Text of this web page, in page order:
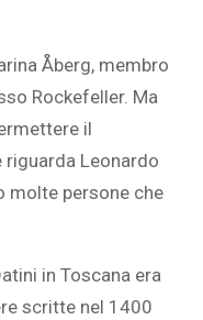
Åberg, membro
Rockefeller. Ma
il
riguarda Leonardo
molte persone che
in Toscana era
scritte nel 1400